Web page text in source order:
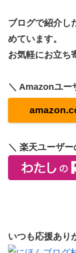
ブログで紹介し
めています。
お気軽にお立ち
＼ Amazonユー
＼ 楽天ユーザ
いつも応援あり